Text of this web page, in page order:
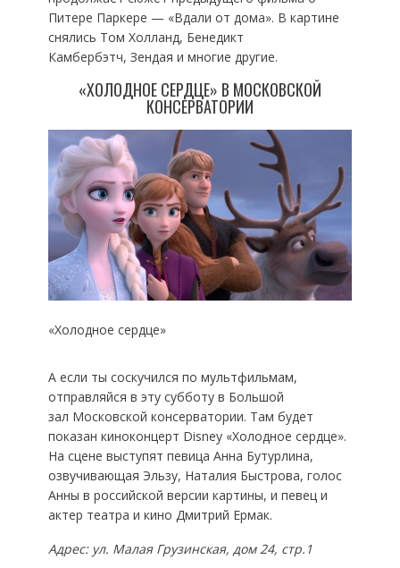
Питере Паркере — «Вдали от дома». В картине
снялись Том Холланд, Бенедикт
Камбербэтч, Зендая и многие другие.
«ХОЛОДНОЕ СЕРДЦЕ» В МОСКОВСКОЙ
КОНСЕРВАТОРИИ
«Холодное сердце»
А если ты соскучился по мультфильмам,
отправляйся в эту субботу в Большой
зал Московской консерватории. Там будет
показан киноконцерт Disney «Холодное сердце».
На сцене выступят певица Анна Бутурлина,
озвучивающая Эльзу, Наталия Быстрова, голос
Анны в российской версии картины, и певец и
актер театра и кино Дмитрий Ермак.
Адрес: ул. Малая Грузинская, дом 24, стр.1